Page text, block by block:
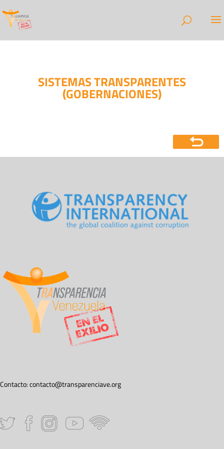
SISTEMAS TRANSPARENTES
(GOBERNACIONES)
Contacto:contacto@transparenciave.org